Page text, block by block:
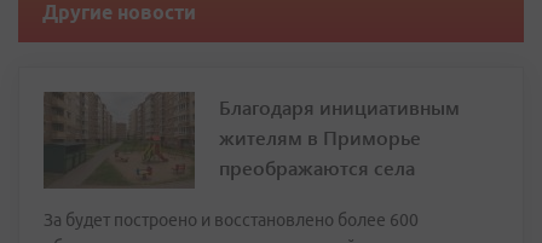
Другие новости
Благодаря инициативным
жителям в Приморье
преображаются села
За будет построено и восстановлено более 600